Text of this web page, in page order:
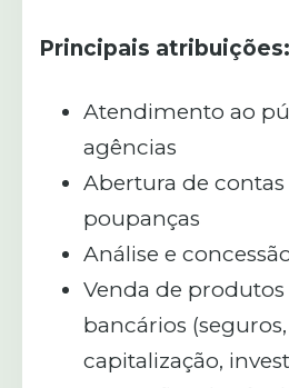
Principais atribuições:
Atendimento ao
agências
Abertura de
poupanças
Análise e
Venda de produtos
bancários
capitalização,